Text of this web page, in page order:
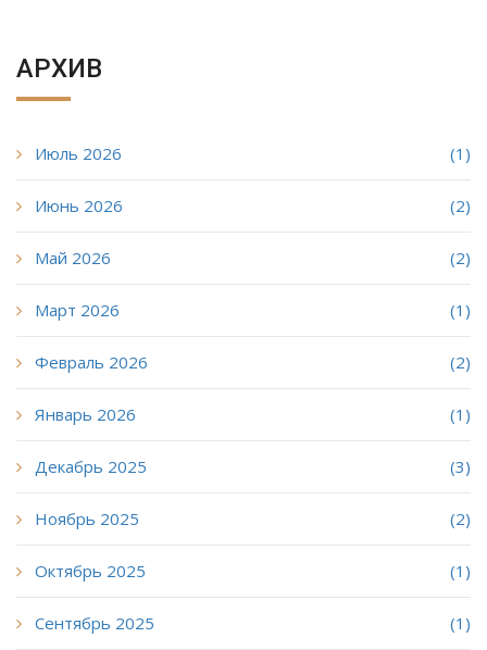
АРХИВ
Июль 2026 (1)
Июнь 2026 (2)
Май 2026 (2)
Март 2026 (1)
Февраль 2026 (2)
Январь 2026 (1)
Декабрь 2025 (3)
Ноябрь 2025 (2)
Октябрь 2025 (1)
Сентябрь 2025 (1)